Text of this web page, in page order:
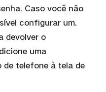
Caso você não
ível configurar um.
devolver o
uma
de telefone à tela de